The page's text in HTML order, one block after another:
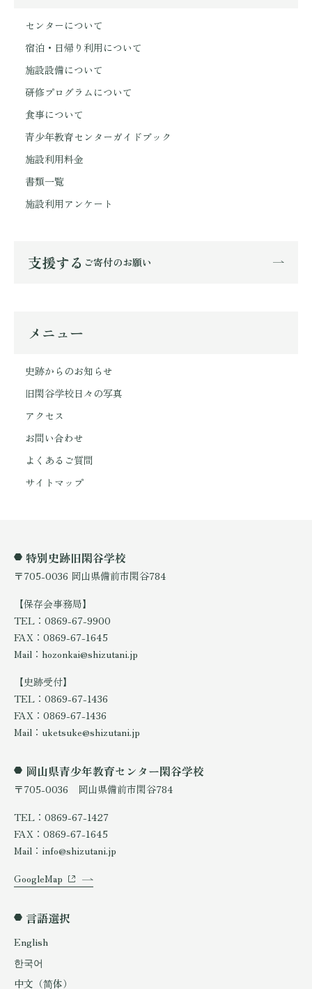
センターについて
宿泊・日帰り利用について
施設設備について
研修プログラムについて
食事について
青少年教育センターガイドブック
施設利用料金
書類一覧
施設利用アンケート
支援する ご寄付のお願い
メニュー
史跡からのお知らせ
旧閑谷学校日々の写真
アクセス
お問い合わせ
よくあるご質問
サイトマップ
特別史跡旧閑谷学校
〒705-0036 岡山県備前市閑谷784
【保存会事務局】
TEL：0869-67-9900
FAX：0869-67-1645
Mail：hozonkai@shizutani.jp
【史跡受付】
TEL：0869-67-1436
FAX：0869-67-1436
Mail：uketsuke@shizutani.jp
岡山県青少年教育センター閑谷学校
〒705-0036 岡山県備前市閑谷784
TEL：0869-67-1427
FAX：0869-67-1645
Mail：info@shizutani.jp
GoogleMap
言語選択
English
한국어
中文（简体）